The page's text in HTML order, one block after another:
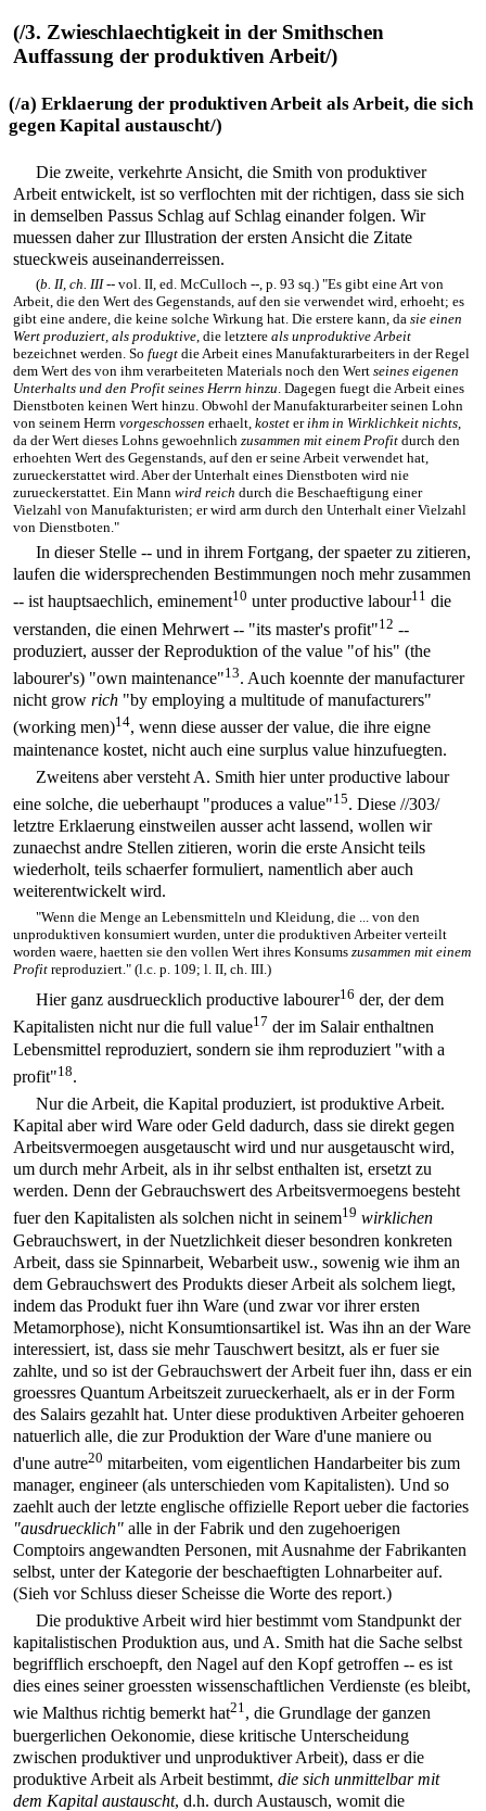
(/3. Zwieschlaechtigkeit in der Smithschen
Auffassung der produktiven Arbeit/)
(/a) Erklaerung der produktiven Arbeit als Arbeit, die sich
gegen Kapital austauscht/)
Die zweite, verkehrte Ansicht, die Smith von produktiver
Arbeit entwickelt, ist so verflochten mit der richtigen, dass sie sich
in demselben Passus Schlag auf Schlag einander folgen. Wir
muessen daher zur Illustration der ersten Ansicht die Zitate
stueckweis auseinanderreissen.
(b. II, ch. III-- vol. II, ed. McCulloch --, p. 93 sq.) "Es gibt eine Art von
Arbeit, die den Wert des Gegenstands, auf den sie verwendet wird, erhoeht; es
gibt eine andere, die keine solche Wirkung hat. Die erstere kann, dasie einen
Wert produziert, als produktive, die letztereals unproduktive Arbeit
bezeichnet werden. Sofuegt die Arbeit eines Manufakturarbeiters in der Regel
dem Wert des von ihm verarbeiteten Materials noch den Wertseines eigenen
Unterhalts und den Profit seines Herrn hinzu. Dagegen fuegt die Arbeit eines
Dienstboten keinen Wert hinzu. Obwohl der Manufakturarbeiter seinen Lohn
von seinem Herrnvorgeschossen erhaelt,kostet erihm in Wirklichkeit nichts,
da der Wert dieses Lohns gewoehnlichzusammen mit einem Profit durch den
erhoehten Wert des Gegenstands, auf den er seine Arbeit verwendet hat,
zurueckerstattet wird. Aber der Unterhalt eines Dienstboten wird nie
zurueckerstattet. Ein Mannwird reich durch die Beschaeftigung einer
Vielzahl von Manufakturisten; er wird arm durch den Unterhalt einer Vielzahl
von Dienstboten."
In dieser Stelle -- und in ihrem Fortgang, der spaeter zu zitieren,
laufen die widersprechenden Bestimmungen noch mehr zusammen
-- ist hauptsaechlich, eminement10 unter productive labour11 die
verstanden, die einen Mehrwert -- "its master's profit"12 --
produziert, ausser der Reproduktion of the value "of his" (the
labourer's) "own maintenance"13. Auch koennte der manufacturer
nicht growrich "by employing a multitude of manufacturers"
(working men)14, wenn diese ausser der value, die ihre eigne
maintenance kostet, nicht auch eine surplus value hinzufuegten.
Zweitens aber versteht A. Smith hier unter productive labour
eine solche, die ueberhaupt "produces a value"15. Diese//303/
letztre Erklaerung einstweilen ausser acht lassend, wollen wir
zunaechst andre Stellen zitieren, worin die erste Ansicht teils
wiederholt, teils schaerfer formuliert, namentlich aber auch
weiterentwickelt wird.
"Wenn die Menge an Lebensmitteln und Kleidung, die ... von den
unproduktiven konsumiert wurden, unter die produktiven Arbeiter verteilt
worden waere, haetten sie den vollen Wert ihres Konsumszusammen mit einem
Profit reproduziert." (l.c. p. 109; l. II, ch. III.)
Hier ganz ausdruecklich productive labourer16 der, der dem
Kapitalisten nicht nur die full value17 der im Salair enthaltnen
Lebensmittel reproduziert, sondern sie ihm reproduziert "with a
profit"18.
Nur die Arbeit, die Kapital produziert, ist produktive Arbeit.
Kapital aber wird Ware oder Geld dadurch, dass sie direkt gegen
Arbeitsvermoegen ausgetauscht wird und nur ausgetauscht wird,
um durch mehr Arbeit, als in ihr selbst enthalten ist, ersetzt zu
werden. Denn der Gebrauchswert des Arbeitsvermoegens besteht
fuer den Kapitalisten als solchen nicht in seinem19 wirklichen
Gebrauchswert, in der Nuetzlichkeit dieser besondren konkreten
Arbeit, dass sie Spinnarbeit, Webarbeit usw., sowenig wie ihm an
dem Gebrauchswert des Produkts dieser Arbeit als solchem liegt,
indem das Produkt fuer ihn Ware (und zwar vor ihrer ersten
Metamorphose), nicht Konsumtionsartikel ist. Was ihn an der Ware
interessiert, ist, dass sie mehr Tauschwert besitzt, als er fuer sie
zahlte, und so ist der Gebrauchswert der Arbeit fuer ihn, dass er ein
groessres Quantum Arbeitszeit zurueckerhaelt, als er in der Form
des Salairs gezahlt hat. Unter diese produktiven Arbeiter gehoeren
natuerlich alle, die zur Produktion der Ware d'une maniere ou
d'une autre20 mitarbeiten, vom eigentlichen Handarbeiter bis zum
manager, engineer (als unterschieden vom Kapitalisten). Und so
zaehlt auch der letzte englische offizielle Report ueber die factories
"ausdruecklich" alle in der Fabrik und den zugehoerigen
Comptoirs angewandten Personen, mit Ausnahme der Fabrikanten
selbst, unter der Kategorie der beschaeftigten Lohnarbeiter auf.
(Sieh vor Schluss dieser Scheisse die Worte des report.)
Die produktive Arbeit wird hier bestimmt vom Standpunkt der
kapitalistischen Produktion aus, und A. Smith hat die Sache selbst
begrifflich erschoepft, den Nagel auf den Kopf getroffen -- es ist
dies eines seiner groessten wissenschaftlichen Verdienste (es bleibt,
wie Malthus richtig bemerkt hat21, die Grundlage der ganzen
buergerlichen Oekonomie, diese kritische Unterscheidung
zwischen produktiver und unproduktiver Arbeit), dass er die
produktive Arbeit als Arbeit bestimmt,die sich unmittelbar mit
dem Kapital austauscht, d.h. durch Austausch, womit die